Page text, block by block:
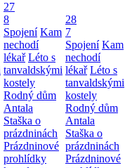
27
8
Spojení Kam
nechodí
lékař Léto s
tanvaldskými
kostely
Rodný dům
Antala
Staška o
prázdninách
Prázdninové
prohlídky
28
7
Spojení Kam
nechodí
lékař Léto s
tanvaldskými
kostely
Rodný dům
Antala
Staška o
prázdninách
Prázdninové